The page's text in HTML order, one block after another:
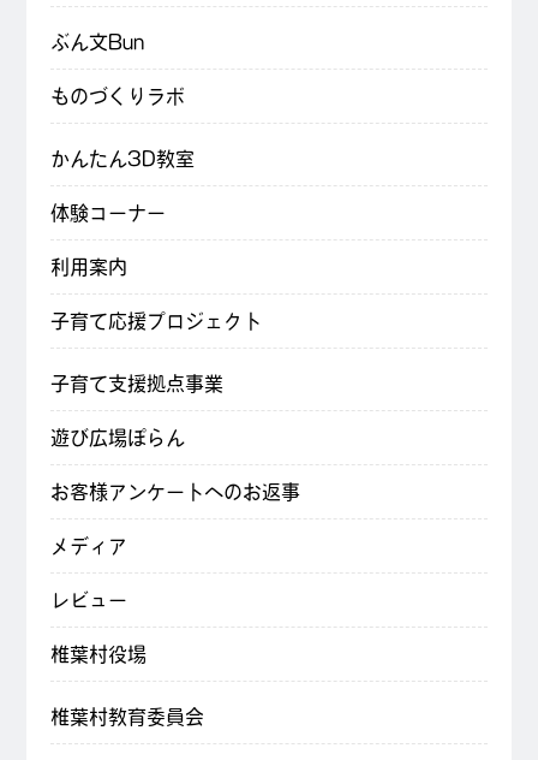
ぶん文Bun
ものづくりラボ
かんたん3D教室
体験コーナー
利用案内
子育て応援プロジェクト
子育て支援拠点事業
遊び広場ぽらん
お客様アンケートへのお返事
メディア
レビュー
椎葉村役場
椎葉村教育委員会